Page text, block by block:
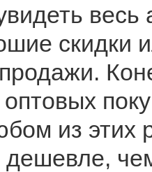
весь
скидки
из этих
дешевле,